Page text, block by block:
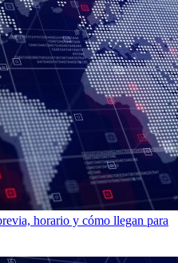
horario y cómo llegan para